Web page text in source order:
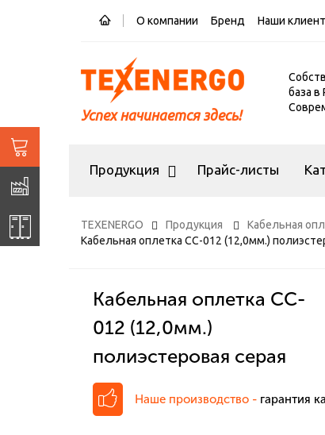
О компании Бренд Наши
Успех начинается здесь!
база в
Продукция Прайс-листы
TEXENERGO Продукция Кабельная
Кабельная оплетка CC-012 (12,0мм.)
Кабельная оплетка CC-
012 (12,0мм.)
полиэстеровая серая
Наше производство - гарантия